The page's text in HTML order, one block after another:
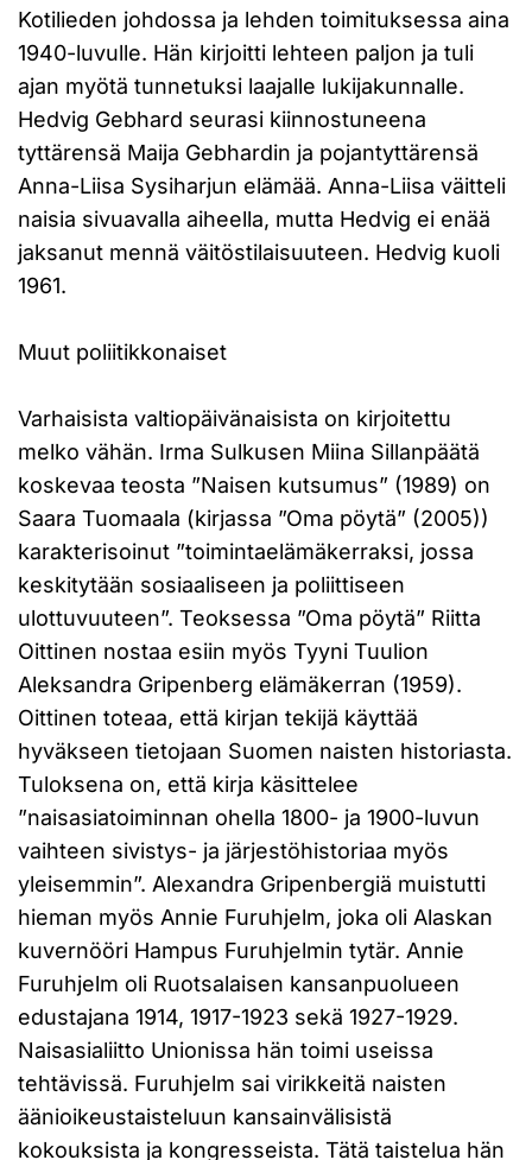
Kotilieden johdossa ja lehden toimituksessa aina
1940-luvulle. Hän kirjoitti lehteen paljon ja tuli
ajan myötä tunnetuksi laajalle lukijakunnalle.
Hedvig Gebhard seurasi kiinnostuneena
tyttärensä Maija Gebhardin ja pojantyttärensä
Anna-Liisa Sysiharjun elämää. Anna-Liisa väitteli
naisia sivuavalla aiheella, mutta Hedvig ei enää
jaksanut mennä väitöstilaisuuteen. Hedvig kuoli
1961.
Muut poliitikkonaiset
Varhaisista valtiopäivänaisista on kirjoitettu
melko vähän. Irma Sulkusen Miina Sillanpäätä
koskevaa teosta ”Naisen kutsumus” (1989) on
Saara Tuomaala (kirjassa ”Oma pöytä” (2005))
karakterisoinut ”toimintaelämäkerraksi, jossa
keskitytään sosiaaliseen ja poliittiseen
ulottuvuuteen”. Teoksessa ”Oma pöytä” Riitta
Oittinen nostaa esiin myös Tyyni Tuulion
Aleksandra Gripenberg elämäkerran (1959).
Oittinen toteaa, että kirjan tekijä käyttää
hyväkseen tietojaan Suomen naisten historiasta.
Tuloksena on, että kirja käsittelee
”naisasiatoiminnan ohella 1800- ja 1900-luvun
vaihteen sivistys- ja järjestöhistoriaa myös
yleisemmin”. Alexandra Gripenbergiä muistutti
hieman myös Annie Furuhjelm, joka oli Alaskan
kuvernööri Hampus Furuhjelmin tytär. Annie
Furuhjelm oli Ruotsalaisen kansanpuolueen
edustajana 1914, 1917-1923 sekä 1927-1929.
Naisasialiitto Unionissa hän toimi useissa
tehtävissä. Furuhjelm sai virikkeitä naisten
äänioikeustaisteluun kansainvälisistä
kokouksista ja kongresseista. Tätä taistelua hän